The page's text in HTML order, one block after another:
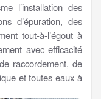
l’installation des
d’épuration, des
tout-à-l’égout à
avec efficacité
raccordement, de
et toutes eaux à